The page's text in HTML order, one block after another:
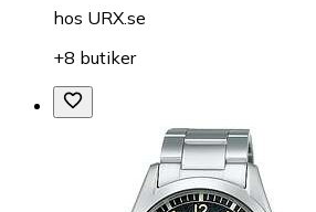
hos URX.se
+8 butiker